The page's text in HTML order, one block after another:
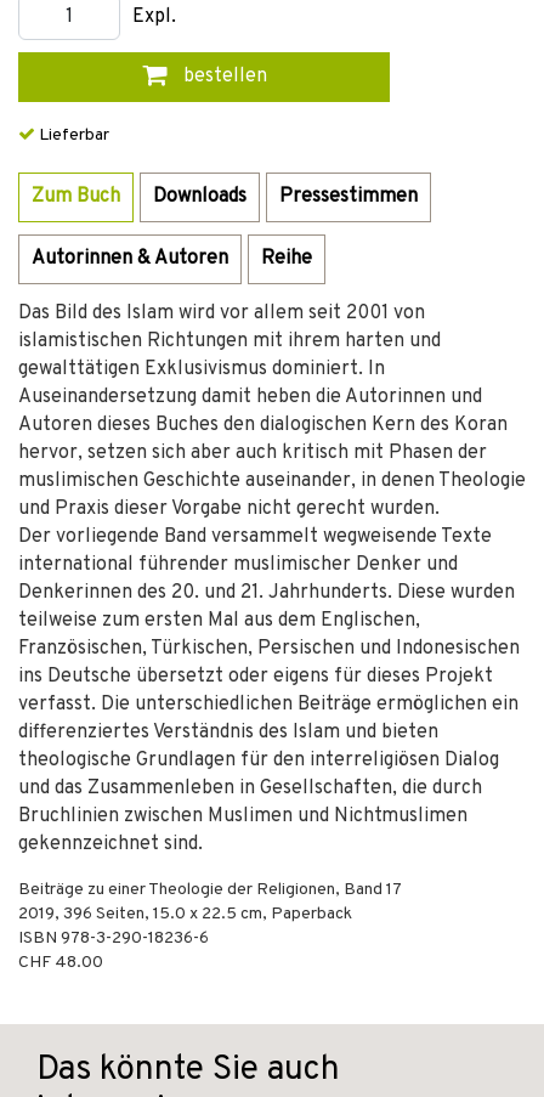
Expl.
bestellen
Lieferbar
Zum Buch Downloads Pressestimmen
Autorinnen & Autoren Reihe
Das Bild des Islam wird vor allem seit 2001 von
islamistischen Richtungen mit ihrem harten und
gewalttätigen Exklusivismus dominiert. In
Auseinandersetzung damit heben die Autorinnen und
Autoren dieses Buches den dialogischen Kern des Koran
hervor, setzen sich aber auch kritisch mit Phasen der
muslimischen Geschichte auseinander, in denen Theologie
und Praxis dieser Vorgabe nicht gerecht wurden.
Der vorliegende Band versammelt wegweisende Texte
international führender muslimischer Denker und
Denkerinnen des 20. und 21. Jahrhunderts. Diese wurden
teilweise zum ersten Mal aus dem Englischen,
Französischen, Türkischen, Persischen und Indonesischen
ins Deutsche übersetzt oder eigens für dieses Projekt
verfasst. Die unterschiedlichen Beiträge ermöglichen ein
differenziertes Verständnis des Islam und bieten
theologische Grundlagen für den interreligiösen Dialog
und das Zusammenleben in Gesellschaften, die durch
Bruchlinien zwischen Muslimen und Nichtmuslimen
gekennzeichnet sind.
Beiträge zu einer Theologie der Religionen, Band 17
2019, 396 Seiten, 15.0 x 22.5 cm, Paperback
ISBN 978-3-290-18236-6
CHF 48.00
Das könnte Sie auch